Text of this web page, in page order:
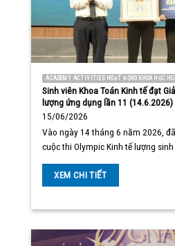
ACADEMY ACTIVITIES HOẠT ĐỘNG KHOA HỌC
Sinh viên Khoa Toán Kinh tế đạt
lượng ứng dụng lần 11 (14.6.2026)
15/06/2026
Vào ngày 14 tháng 6 năm 2026,
cuộc thi Olympic Kinh tế lượng sinh
XEM CHI TIẾT